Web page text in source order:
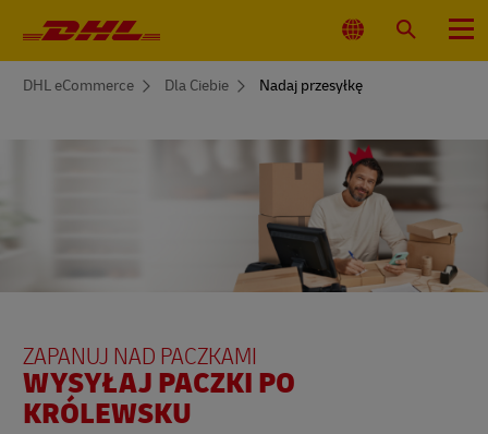
główna
Wybierz
lokalizacjęj
Wyszukaj
Menu
You
DHL eCommerce Dla Ciebie Nadaj przesyłkę
ZAPANUJ NAD PACZKAMI
WYSYŁAJ PACZKI PO
KRÓLEWSKU